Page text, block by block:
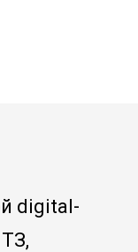
digital-